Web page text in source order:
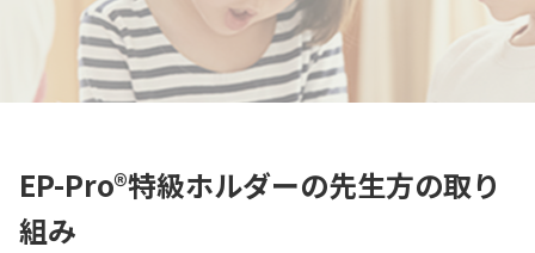
EP-Pro®特級ホルダーの先生方の取り
組み